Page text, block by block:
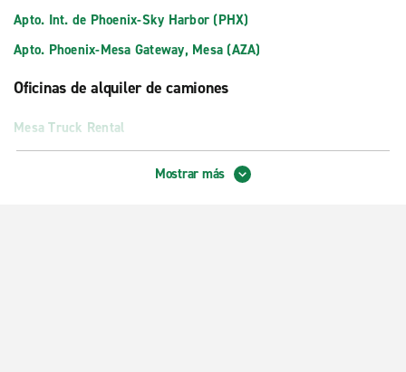
Apto. Int. de Phoenix-Sky Harbor (PHX)
Apto. Phoenix-Mesa Gateway, Mesa (AZA)
Oficinas de alquiler de camiones
Mesa Truck Rental
Mostrar más